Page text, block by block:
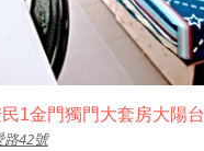
1金門獨門大套房大陽台
路42號